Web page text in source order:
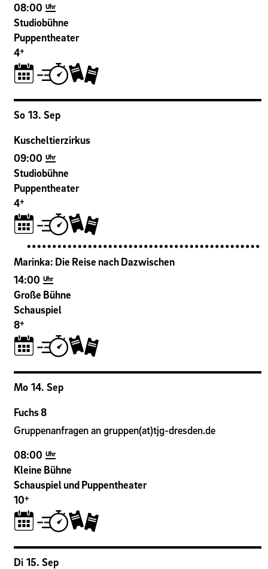
08:00 Uhr
4+
Studiobühne
Puppentheater
So 13. Sep
Kuscheltierzirkus
09:00 Uhr
4+
Studiobühne
Puppentheater
Marinka: Die Reise nach Dazwischen
14:00 Uhr
8+
Große Bühne
Schauspiel
Mo 14. Sep
Fuchs 8
Gruppenanfragen an gruppen(at)tjg-dresden.de
08:00 Uhr
10+
Kleine Bühne
Schauspiel und Puppentheater
Di 15. Sep